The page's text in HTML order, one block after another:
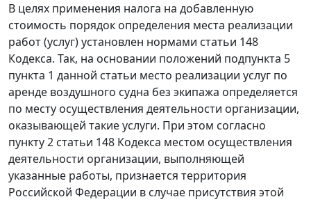
В целях применения налога на добавленную
стоимость порядок определения места реализации
работ (услуг) установлен нормами статьи 148
Кодекса. Так, на основании положений подпункта 5
пункта 1 данной статьи место реализации услуг по
аренде воздушного судна без экипажа определяется
по месту осуществления деятельности организации,
оказывающей такие услуги. При этом согласно
пункту 2 статьи 148 Кодекса местом осуществления
деятельности организации, выполняющей
указанные работы, признается территория
Российской Федерации в случае присутствия этой